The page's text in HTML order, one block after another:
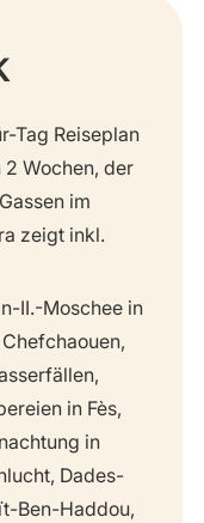
Tag Reiseplan
Wochen, der
im
zeigt inkl.
II.-Moschee in
in Fès,
in
Dades-
Ben-Haddou,